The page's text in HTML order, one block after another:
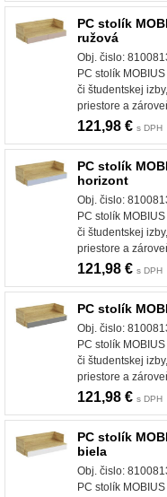
PC stolík
ružová
Obj. čislo:
PC stolík
či študentskej
priestore a
121,98 € s DPH
PC stolík
horizont
Obj. čislo:
PC stolík
či študentskej
priestore a
121,98 € s DPH
PC stolík
Obj. čislo:
PC stolík
či študentskej
priestore a
121,98 € s DPH
PC stolík
biela
Obj. čislo:
PC stolík